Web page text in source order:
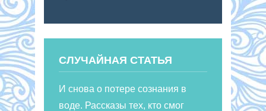
СЛУЧАЙНАЯ СТАТЬЯ
И снова о потере сознания в
воде. Рассказы тех, кто смог